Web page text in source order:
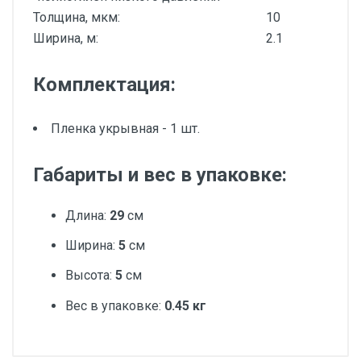
Толщина, мкм:
10
Ширина, м:
2.1
Комплектация:
Пленка укрывная - 1 шт.
Габариты и вес в упаковке:
Длина: 29 см
Ширина: 5 см
Высота: 5 см
Вес в упаковке: 0.45 кг